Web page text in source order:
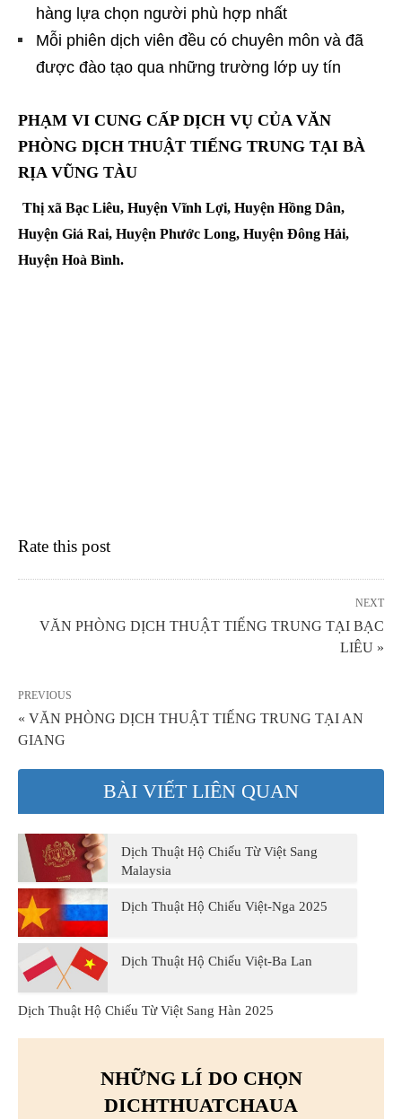
hàng lựa chọn người phù hợp nhất
Mỗi phiên dịch viên đều có chuyên môn và đã
được đào tạo qua những trường lớp uy tín
PHẠM VI CUNG CẤP DỊCH VỤ CỦA VĂN
PHÒNG DỊCH THUẬT TIẾNG TRUNG TẠI BÀ
RỊA VŨNG TÀU
Thị xã Bạc Liêu, Huyện Vĩnh Lợi, Huyện Hồng Dân,
Huyện Giá Rai, Huyện Phước Long, Huyện Đông Hải,
Huyện Hoà Bình.
Rate this post
NEXT
VĂN PHÒNG DỊCH THUẬT TIẾNG TRUNG TẠI BẠC
LIÊU »
PREVIOUS
« VĂN PHÒNG DỊCH THUẬT TIẾNG TRUNG TẠI AN
GIANG
BÀI VIẾT LIÊN QUAN
Dịch Thuật Hộ Chiếu Từ Việt Sang
Malaysia
Dịch Thuật Hộ Chiếu Việt-Nga 2025
Dịch Thuật Hộ Chiếu Việt-Ba Lan
Dịch Thuật Hộ Chiếu Từ Việt Sang Hàn 2025
NHỮNG LÍ DO CHỌN
DICHTHUATCHAUA